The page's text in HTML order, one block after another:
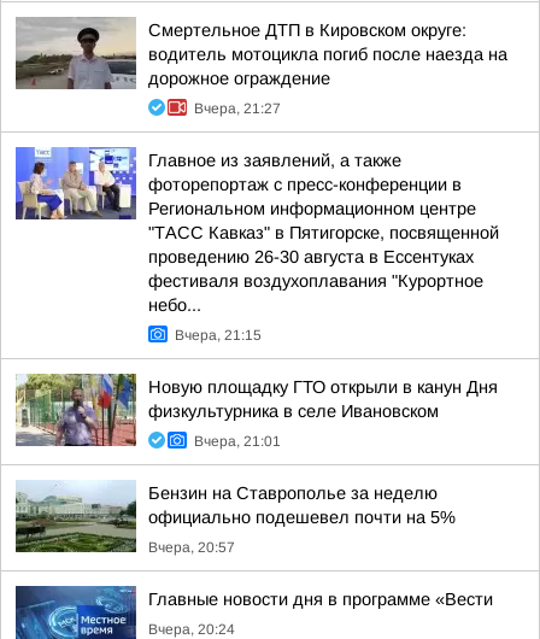
Смертельное ДТП в Кировском округе:
водитель мотоцикла погиб после наезда на
дорожное ограждение
Вчера, 21:27
Главное из заявлений, а также
фоторепортаж с пресс-конференции в
Региональном информационном центре
"ТАСС Кавказ" в Пятигорске, посвященной
проведению 26-30 августа в Ессентуках
фестиваля воздухоплавания "Курортное
небо...
Вчера, 21:15
Новую площадку ГТО открыли в канун Дня
физкультурника в селе Ивановском
Вчера, 21:01
Бензин на Ставрополье за неделю
официально подешевел почти на 5%
Вчера, 20:57
Главные новости дня в программе «Вести
Вчера, 20:24